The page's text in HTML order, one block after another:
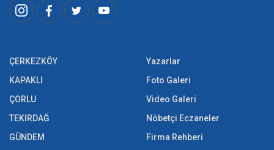
ÇERKEZKÖY
KAPAKLI
ÇORLU
TEKİRDAĞ
GÜNDEM
Yazarlar
Foto Galeri
Video Galeri
Nöbetçi Eczaneler
Firma Rehberi